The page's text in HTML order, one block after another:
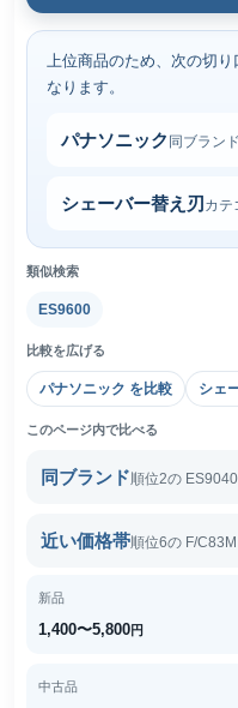
上位商品のため、次の切り
なります。
パナソニック 同ブラン
シェーバー替え刃 カテ
類似検索
ES9600
比較を広げる
パナソニック を比較 シェ
このページ内で比べる
同ブランド 順位2の
近い価格帯順位6の F/
新品
1,400〜5,800円
中古品